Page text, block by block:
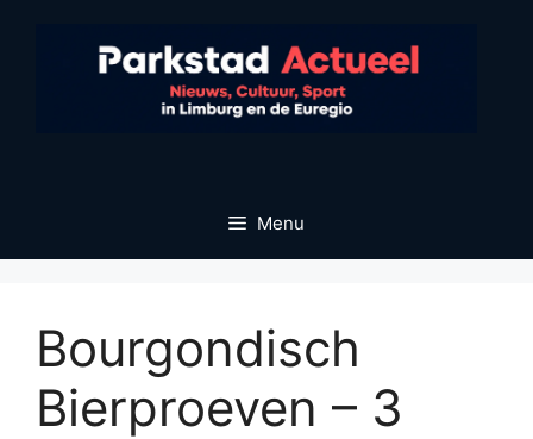
Menu
Bourgondisch
Bierproeven – 3